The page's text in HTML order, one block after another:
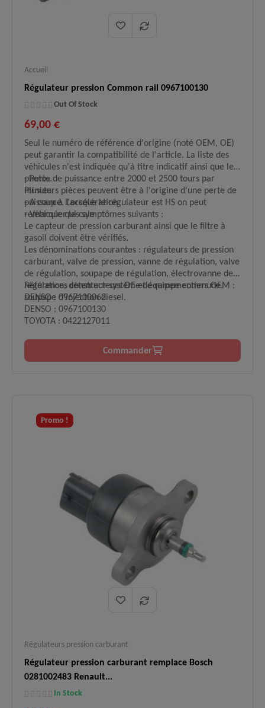
Accueil
Régulateur pression Common rail 0967100130
Out Of Stock
69,00 €
Seul le numéro de référence d'origine (noté OEM, OE)
peut garantir la compatibilité de l'article. La liste des
véhicules n'est indiquée qu'à titre indicatif ainsi que les
photos.
Plusieurs pièces peuvent être à l'origine d'une perte de
puissance. Lorsque le régulateur est HS on peut
remarquer les symptômes suivants :
- Perte de puissance entre 2000 et 2500 tours par
minute
- A coup à l'accélération
- Véhicule qui cale
Le capteur de pression carburant ainsi que le filtre à
gasoil doivent être vérifiés.
Les dénominations courantes : régulateurs de pression
carburant, valve de pression, vanne de régulation, valve
de régulation, soupape de régulation, électrovanne de
régulation, détenteur système de rampe commune,
soupape d'injection diesel.
Références constructeurs OE et équipementiers OEM :
DENSO : 0967100062
DENSO : 0967100130
TOYOTA : 0422127011
Commander
Promo !
Régulateurs pression carburant
Régulateur pression carburant remplace Bosch
0281002483 Renault...
In Stock